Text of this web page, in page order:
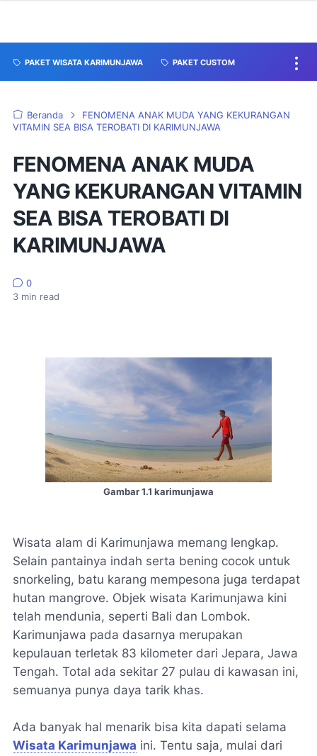
PAKET WISATA KARIMUNJAWA PAKET CUSTOM
Beranda
FENOMENA ANAK MUDA YANG KEKURANGAN
VITAMIN SEA BISA TEROBATI DI KARIMUNJAWA
FENOMENA ANAK MUDA
YANG KEKURANGAN VITAMIN
SEA BISA TEROBATI DI
KARIMUNJAWA
0
3 min read
Gambar 1.1 karimunjawa
Wisata alam di Karimunjawa memang lengkap.
Selain pantainya indah serta bening cocok untuk
snorkeling, batu karang mempesona juga terdapat
hutan mangrove. Objek wisata Karimunjawa kini
telah mendunia, seperti Bali dan Lombok.
Karimunjawa pada dasarnya merupakan
kepulauan terletak 83 kilometer dari Jepara, Jawa
Tengah. Total ada sekitar 27 pulau di kawasan ini,
semuanya punya daya tarik khas.
Ada banyak hal menarik bisa kita dapati selama
Wisata Karimunjawa ini. Tentu saja, mulai dari